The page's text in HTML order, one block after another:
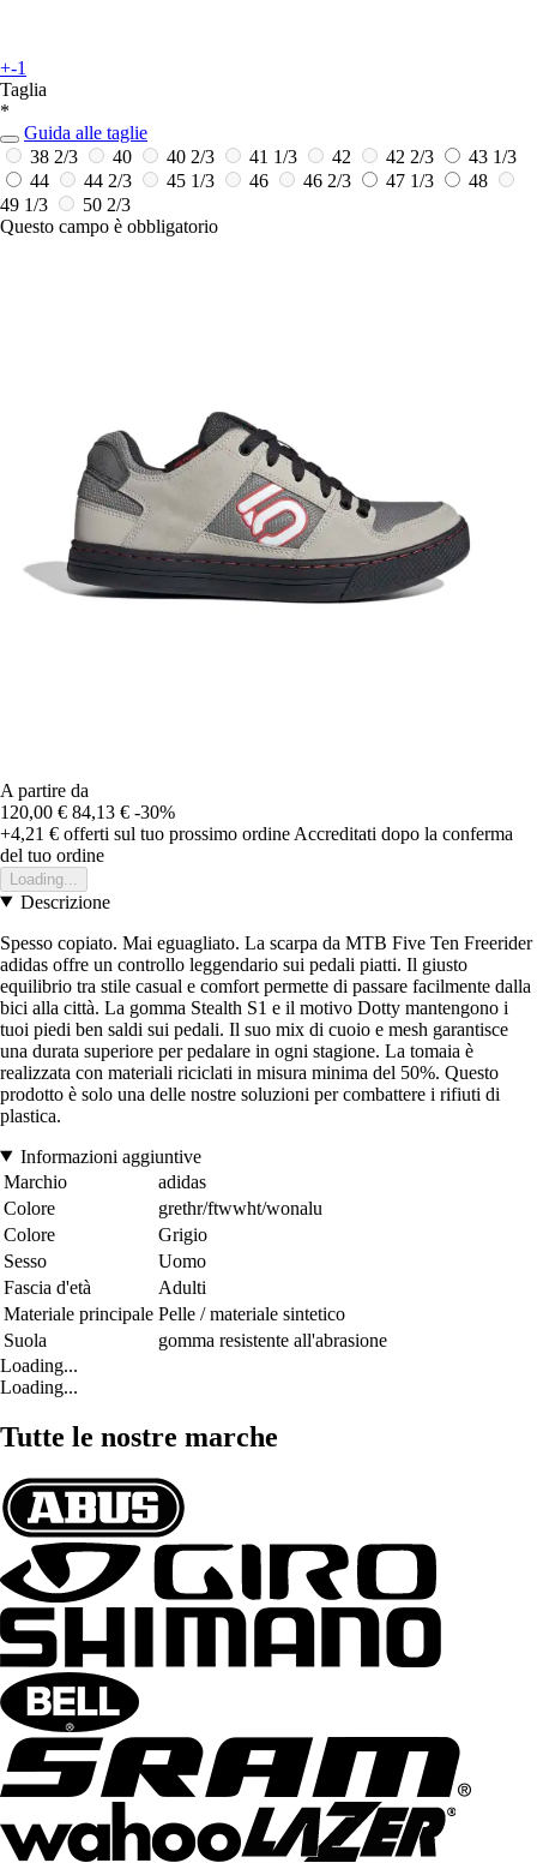
+-1
Taglia
*
Guida alle taglie
38 2/3
40 40 2/3 41 1/3 42 42 2/3
43 1/3
44
44 2/3 45 1/3 46 46 2/3 47 1/3
48
49 1/3
50 2/3
Questo campo è obbligatorio
A partire da
120,00 € 84,13 € -30%
+4,21 € offerti sul tuo prossimo ordine Accreditati dopo la conferma
del tuo ordine
Loading...
Descrizione
Spesso copiato. Mai eguagliato. La scarpa da MTB Five Ten Freerider
adidas offre un controllo leggendario sui pedali piatti. Il giusto
equilibrio tra stile casual e comfort permette di passare facilmente dalla
bici alla città. La gomma Stealth S1 e il motivo Dotty mantengono i
tuoi piedi ben saldi sui pedali. Il suo mix di cuoio e mesh garantisce
una durata superiore per pedalare in ogni stagione. La tomaia è
realizzata con materiali riciclati in misura minima del 50%. Questo
prodotto è solo una delle nostre soluzioni per combattere i rifiuti di
plastica.
Informazioni aggiuntive
Marchio
adidas
Colore
grethr/ftwwht/wonalu
Colore
Grigio
Sesso
Uomo
Fascia d'età
Adulti
Materiale principale Pelle / materiale sintetico
Suola
gomma resistente all'abrasione
Loading...
Loading...
Tutte le nostre marche